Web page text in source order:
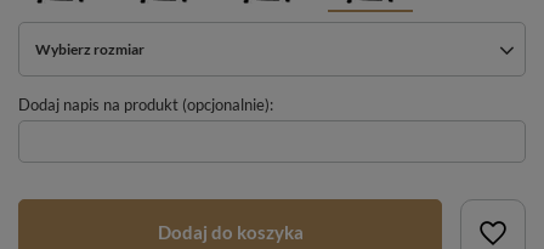
Wybierz rozmiar
Dodaj napis na produkt (opcjonalnie):
Dodaj do koszyka